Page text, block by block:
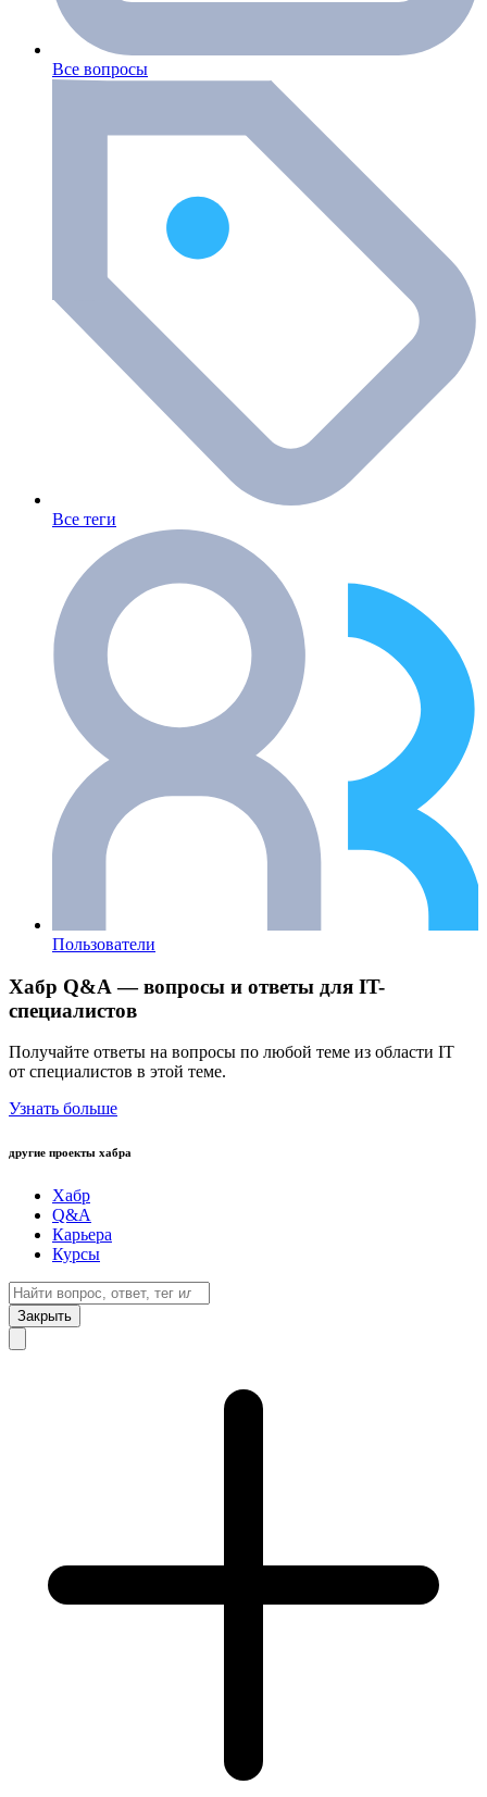
Все вопросы
Все теги
Пользователи
Хабр Q&A — вопросы и ответы для IT-
специалистов
Получайте ответы на вопросы по любой теме из области IT
от специалистов в этой теме.
Узнать больше
другие проекты хабра
Хабр
Q&A
Карьера
Курсы
Закрыть